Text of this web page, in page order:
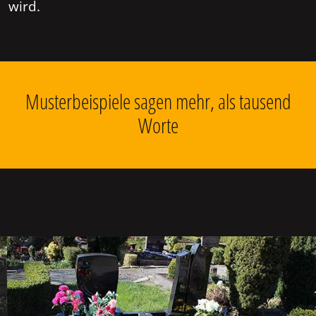
wird.
Musterbeispiele sagen mehr, als tausend
Worte